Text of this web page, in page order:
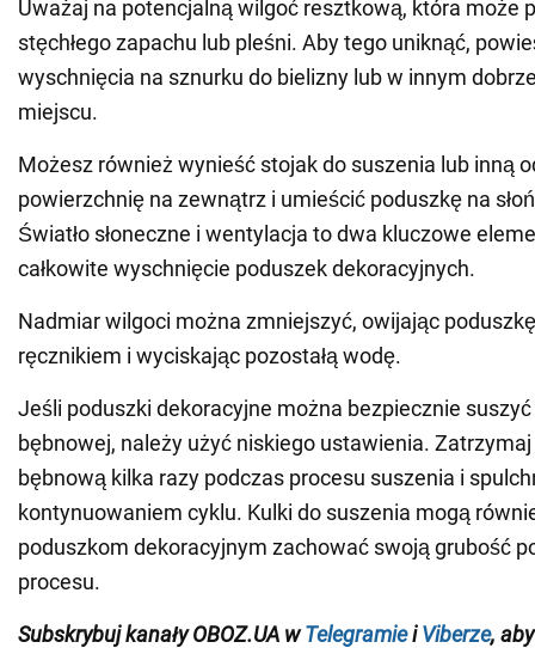
Uważaj na potencjalną wilgoć resztkową, która może
stęchłego zapachu lub pleśni. Aby tego uniknąć,
wyschnięcia na sznurku do bielizny lub w innym
miejscu.
Możesz również wynieść stojak do suszenia lub inną
powierzchnię na zewnątrz i umieścić poduszkę na
Światło słoneczne i wentylacja to dwa kluczowe
całkowite wyschnięcie poduszek dekoracyjnych.
Nadmiar wilgoci można zmniejszyć, owijając
ręcznikiem i wyciskając pozostałą wodę.
Jeśli poduszki dekoracyjne można bezpiecznie
bębnowej, należy użyć niskiego ustawienia.
bębnową kilka razy podczas procesu suszenia i
kontynuowaniem cyklu. Kulki do suszenia mogą
poduszkom dekoracyjnym zachować swoją grubość
procesu.
Subskrybuj kanały OBOZ.UA wTelegramieiViberze,